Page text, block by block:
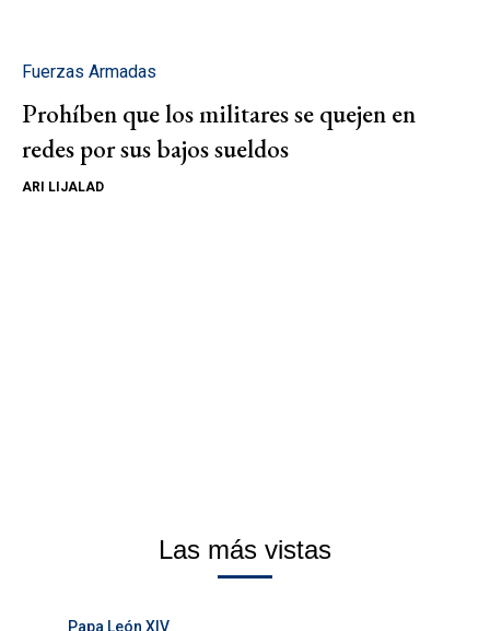
Fuerzas Armadas
Prohíben que los militares se quejen en
redes por sus bajos sueldos
ARI LIJALAD
Las más vistas
Papa León XIV